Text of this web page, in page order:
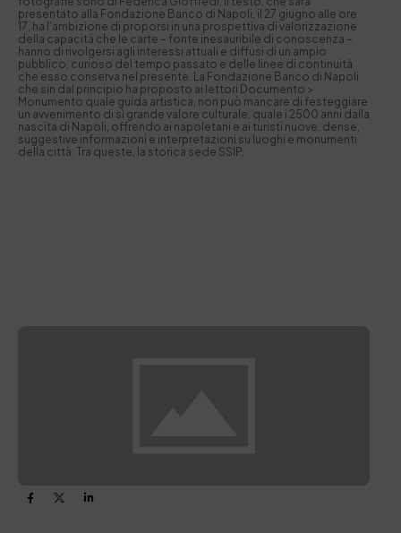
presentato alla Fondazione Banco di Napoli, il 27 giugno alle ore
17, ha l’ambizione di proporsi in una prospettiva di valorizzazione
della capacità che le carte – fonte inesauribile di conoscenza –
hanno di rivolgersi agli interessi attuali e diffusi di un ampio
pubblico, curioso del tempo passato e delle linee di continuità
che esso conserva nel presente. La Fondazione Banco di Napoli
che sin dal principio ha proposto ai lettori Documento >
Monumento quale guida artistica, non può mancare di festeggiare
un avvenimento di sì grande valore culturale, quale i 2500 anni dalla
nascita di Napoli, offrendo ai napoletani e ai turisti nuove, dense,
suggestive informazioni e interpretazioni su luoghi e monumenti
della città. Tra queste, la storica sede SSIP.